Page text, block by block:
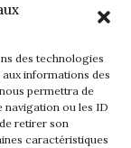
des technologies
informations des
permettra de
navigation ou les ID
retirer son
caractéristiques